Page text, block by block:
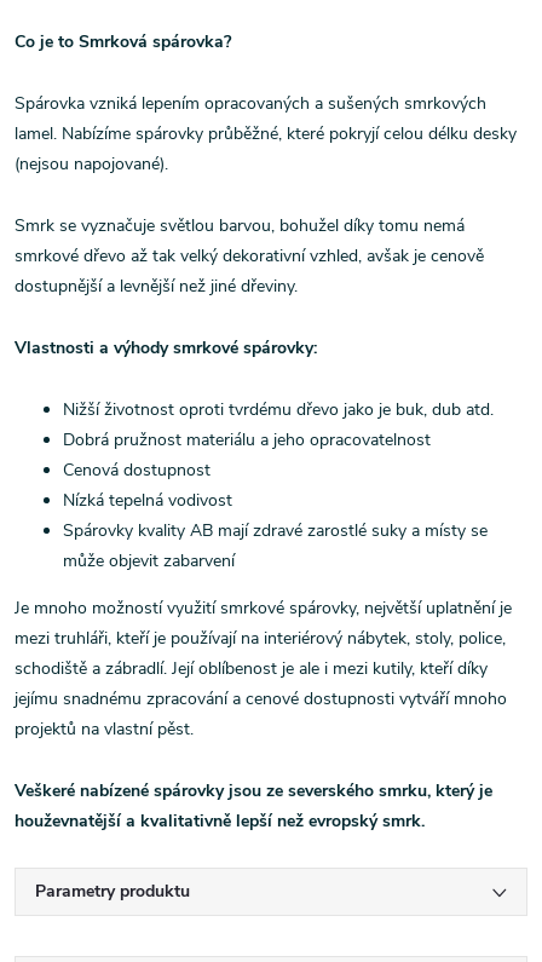
Co je to Smrková spárovka?
Spárovka vzniká lepením opracovaných a sušených smrkových
lamel. Nabízíme spárovky průběžné, které pokryjí celou délku desky
(nejsou napojované).
Smrk se vyznačuje světlou barvou, bohužel díky tomu nemá
smrkové dřevo až tak velký dekorativní vzhled, avšak je cenově
dostupnější a levnější než jiné dřeviny.
Vlastnosti a výhody smrkové spárovky:
Nižší životnost oproti tvrdému dřevo jako je buk, dub atd.
Dobrá pružnost materiálu a jeho opracovatelnost
Cenová dostupnost
Nízká tepelná vodivost
Spárovky kvality AB mají zdravé zarostlé suky a místy se
může objevit zabarvení
Je mnoho možností využití smrkové spárovky, největší uplatnění je
mezi truhláři, kteří je používají na interiérový nábytek, stoly, police,
schodiště a zábradlí. Její oblíbenost je ale i mezi kutily, kteří díky
jejímu snadnému zpracování a cenové dostupnosti vytváří mnoho
projektů na vlastní pěst.
Veškeré nabízené spárovky jsou ze severského smrku, který je
houževnatější a kvalitativně lepší než evropský smrk.
Parametry produktu